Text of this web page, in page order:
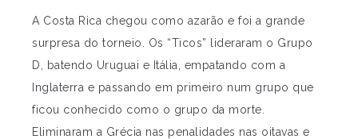
A Costa Rica chegou como azarão e foi a grande
surpresa do torneio. Os “Ticos” lideraram o Grupo
D, batendo Uruguai e Itália, empatando com a
Inglaterra e passando em primeiro num grupo que
ficou conhecido como o grupo da morte.
Eliminaram a Grécia nas penalidades nas oitavas e